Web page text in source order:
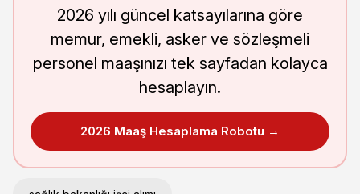
2026 yılı güncel katsayılarına göre
memur, emekli, asker ve sözleşmeli
personel maaşınızı tek sayfadan kolayca
hesaplayın.
2026 Maaş Hesaplama Robotu →